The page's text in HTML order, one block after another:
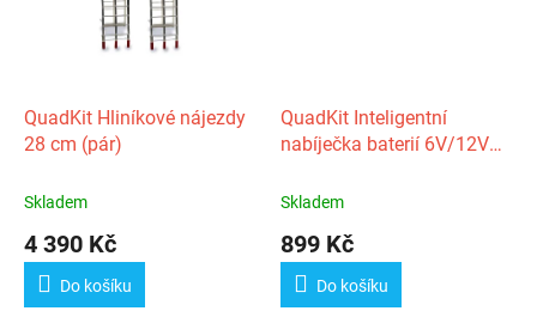
QuadKit Hliníkové nájezdy
28 cm (pár)
Skladem
4 390 Kč
Do košíku
QuadKit Inteligentní
nabíječka baterií 6V/12V
Skladem
899 Kč
Do košíku